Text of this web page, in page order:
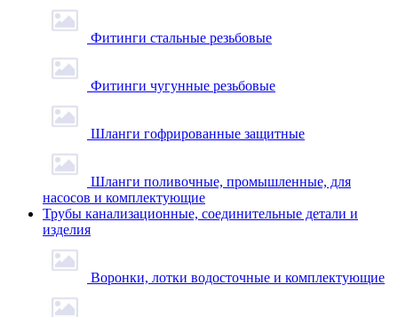
Фитинги стальные резьбовые
Фитинги чугунные резьбовые
Шланги гофрированные защитные
Шланги поливочные, промышленные, для
насосов и комплектующие
Трубы канализационные, соединительные детали и
изделия
Воронки, лотки водосточные и комплектующие